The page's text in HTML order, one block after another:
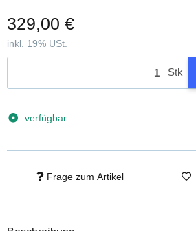
329,00 €
inkl. 19% USt.
Stk
verfügbar
Frage zum Artikel